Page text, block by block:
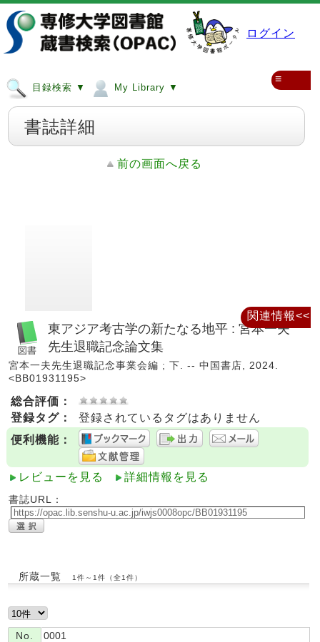
ログイン
目録検索 ▼ My Library ▼
≡
書誌詳細
前の画面へ戻る
東アジア考古学の新たなる地平 : 宮本一夫
先生退職記念論文集
宮本一夫先生退職記念事業会編 ; 下. -- 中国書店, 2024.
<BB01931195>
総合評価：
登録タグ：
登録されているタグはありません
便利機能：
レビューを見る 詳細情報を見る
書誌URL：
所蔵一覧 1件～1件（全1件）
No.
0001
関連情報<<